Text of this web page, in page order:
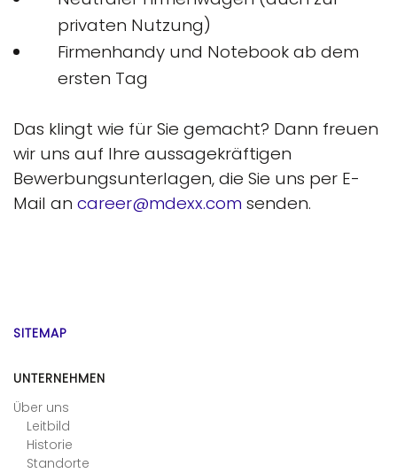
privaten Nutzung)
Firmenhandy und Notebook ab dem
ersten Tag
Das klingt wie für Sie gemacht? Dann freuen
wir uns auf Ihre aussagekräftigen
Bewerbungsunterlagen, die Sie uns per E-
Mail an career@mdexx.com senden.
SITEMAP
UNTERNEHMEN
Über uns
Leitbild
Historie
Standorte